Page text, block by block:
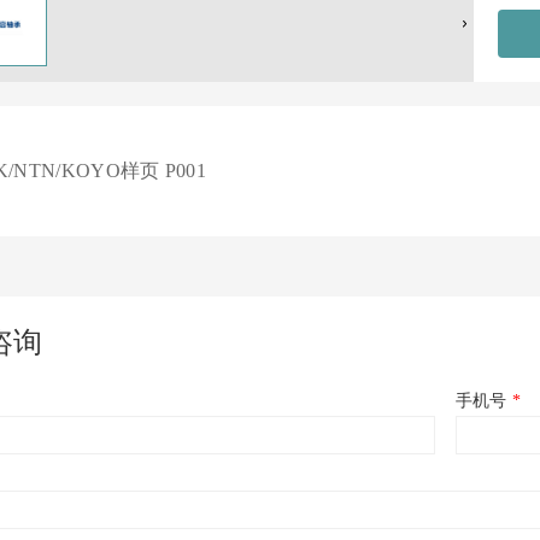
NTN/KOYO样页 P001
询
手机号 *